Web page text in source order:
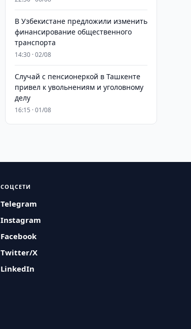
В Узбекистане предложили изменить
финансирование общественного
транспорта
14:30 · 02/08
Случай с пенсионеркой в Ташкенте
привел к увольнениям и уголовному
делу
16:15 · 01/08
СОЦСЕТИ
Telegram
Instagram
Facebook
Twitter/X
LinkedIn